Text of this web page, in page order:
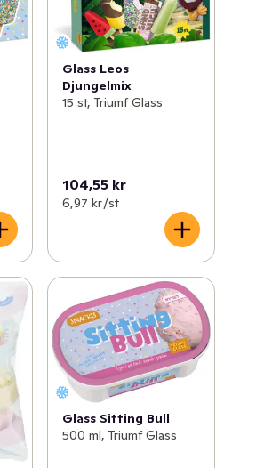
Glass Leos
Djungelmix
15 st, Triumf Glass
104,55 kr
6,97 kr /st
Glass Sitting Bull
500 ml, Triumf Glass